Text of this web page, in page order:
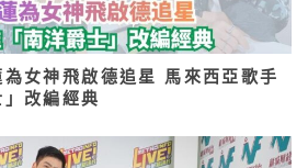
女神飛啟德追星 馬來西亞歌手
改編經典